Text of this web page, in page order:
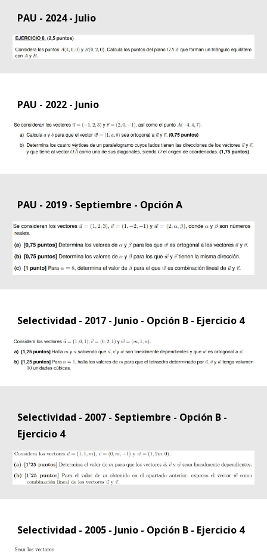
PAU - 2024 - Julio
PAU - 2022 - Junio
PAU - 2019 - Septiembre - Opción A
Selectividad - 2017 - Junio - Opción B - Ejercicio 4
Selectividad - 2007 - Septiembre - Opción B -
Ejercicio 4
Selectividad - 2005 - Junio - Opción B - Ejercicio 4